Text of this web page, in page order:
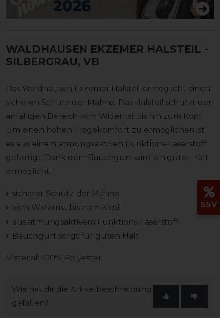
WALDHAUSEN EKZEMER HALSTEIL -
SILBERGRAU, VB
Das Waldhausen Exzemer Halsteil ermöglicht einen
sicheren Schutz der Mähne. Das Halsteil schützt den
anfälligen Bereich vom Widerrist bis hin zum Kopf.
Um einen hohen Tragekomfort zu ermöglichen ist
es aus einem atmungsaktiven Funktions-Faserstoff
gefertigt. Dank dem Bauchgurt wird ein guter Halt
ermöglicht.
sicherer Schutz der Mähne
vom Widerrist bis zum Kopf
aus atmungsaktivem Funktions-Faserstoff
Bauchgurt sorgt für guten Halt
Material: 100% Polyester
Wie hat dir die Artikelbeschreibung
gefallen?
SSV